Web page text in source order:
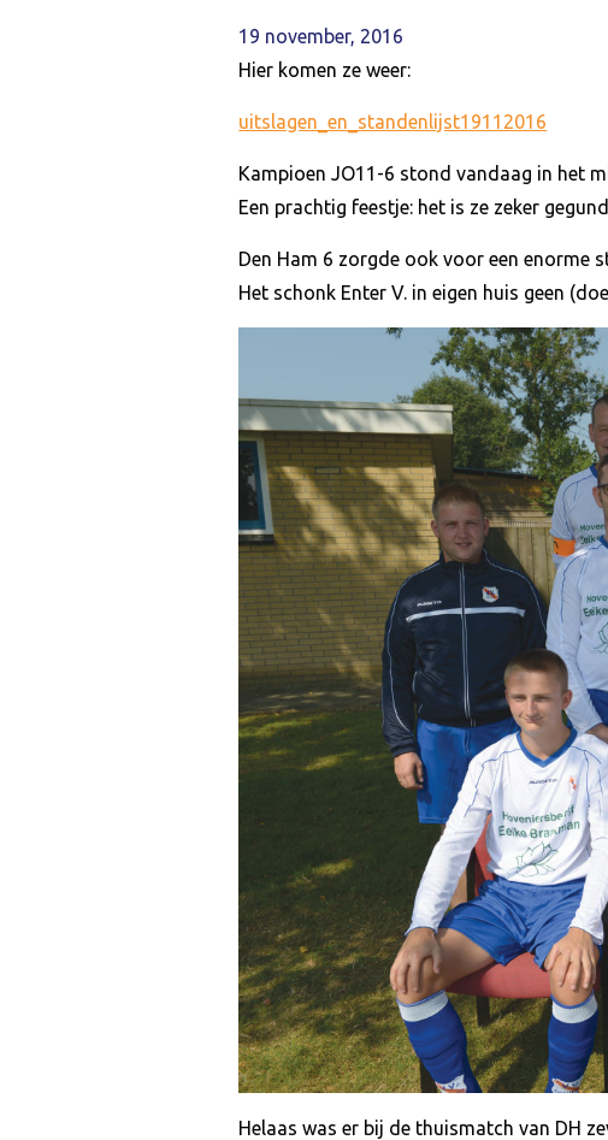
19 november, 2016
Hier komen ze weer:
uitslagen_en_standenlijst19112016
Kampioen JO11-6 stond vandaag in het
Een prachtig feestje: het is ze zeker gegund
Den Ham 6 zorgde ook voor een enorme
Het schonk Enter V. in eigen huis geen
Helaas was er bij de thuismatch van DH